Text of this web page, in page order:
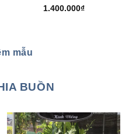
Được xếp
1.400.000₫
mẫu
BUỒN